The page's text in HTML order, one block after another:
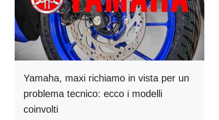
Yamaha, maxi richiamo in vista per un
problema tecnico: ecco i modelli
coinvolti